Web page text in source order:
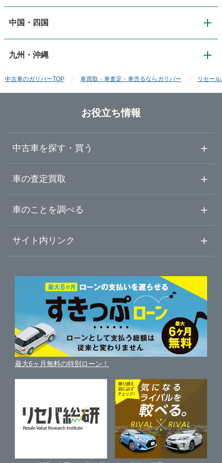
福島
神奈川
栃木
新潟
長野
富山
福井
山梨
三重
関西
大阪
京都
和歌山
中国・四国
中国・四国
広島
山口
愛媛
高知
九州・沖縄
熊本
鹿児島
沖縄
中古車のガリバーTOP 車買取・車査定・車売るならガリバー リセー
お役立ち情報
中古車を探す・買う
中古車情報・中古車検索
初めての中古車購入ガイド
中古車人気ランキング
自動車ローンを調べる
ガリバーの自動車ローン
車買い替えの基礎知識
近くのお店で車を探す
車の査定買取
車査定・車買取ならガリバー
ガリバーの査定が選ばれる理由
車を売る時よくある質問
便利な査定サービス
中古車買取相場（毎月更新）
車の個人売買ガイド
車のことを調べる
車初心者まとめ
新車・中古車カタログ
車の燃費を調べる
車種別クチコミ
車比較サイト
サイト内リンク
サイトマップ
サイトの使用条件
利用規約
保険代理店業務に関する基本方針
古物営業法に基づく表示
最大6ヶ月無料の特別ローン！